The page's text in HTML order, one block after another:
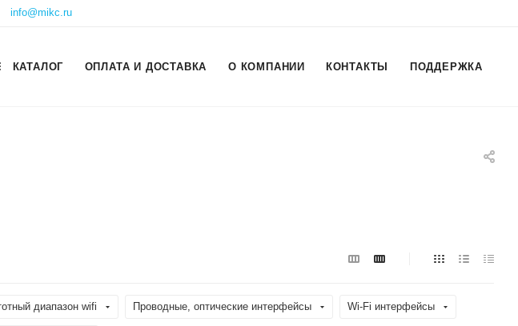
info@mikc.ru
КАТАЛОГ ОПЛАТА И ДОСТАВКА О КОМПАНИИ КОНТАКТЫ ПОДДЕРЖКА
диапазон wifi Проводные, оптические интерфейсы Wi-Fi интерфейсы